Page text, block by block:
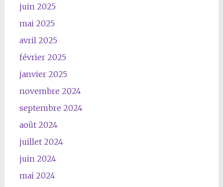
juin 2025
mai 2025
avril 2025
février 2025
janvier 2025
novembre 2024
septembre 2024
août 2024
juillet 2024
juin 2024
mai 2024